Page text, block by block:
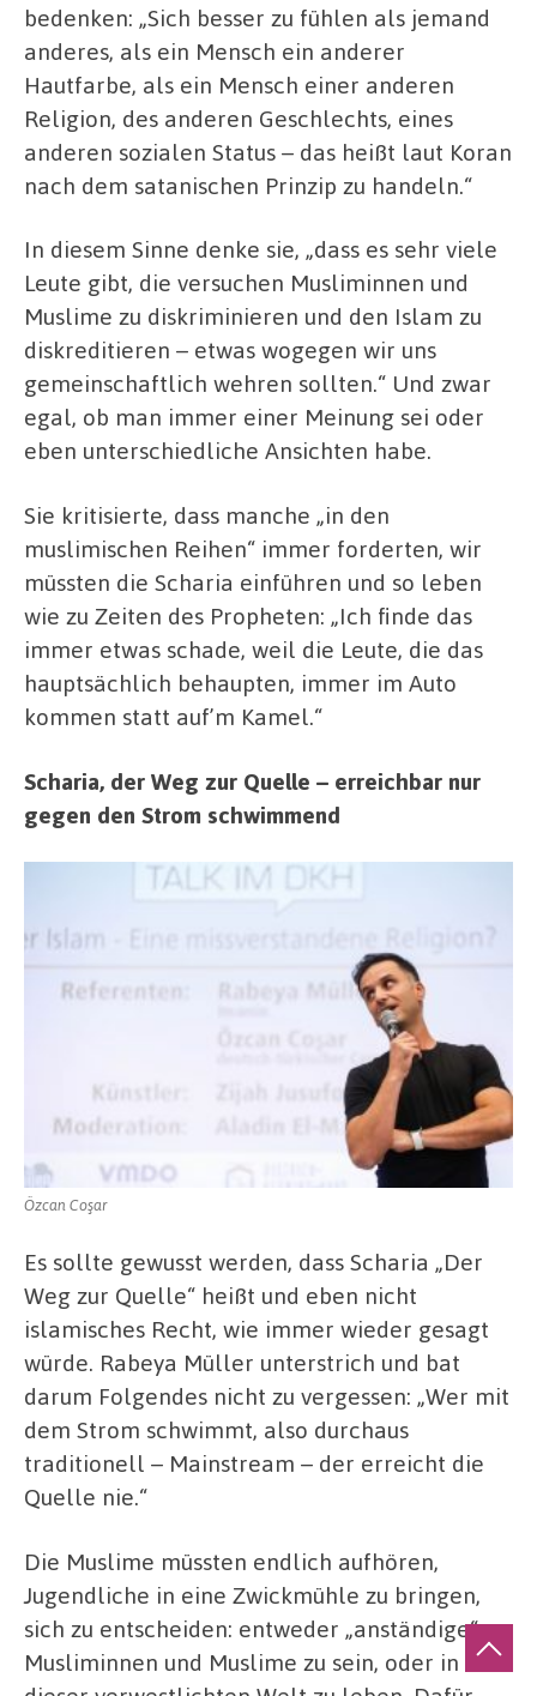
bedenken: „Sich besser zu fühlen als jemand
anderes, als ein Mensch ein anderer
Hautfarbe, als ein Mensch einer anderen
Religion, des anderen Geschlechts, eines
anderen sozialen Status – das heißt laut Koran
nach dem satanischen Prinzip zu handeln.“
In diesem Sinne denke sie, „dass es sehr viele
Leute gibt, die versuchen Musliminnen und
Muslime zu diskriminieren und den Islam zu
diskreditieren – etwas wogegen wir uns
gemeinschaftlich wehren sollten.“ Und zwar
egal, ob man immer einer Meinung sei oder
eben unterschiedliche Ansichten habe.
Sie kritisierte, dass manche „in den
muslimischen Reihen“ immer forderten, wir
müssten die Scharia einführen und so leben
wie zu Zeiten des Propheten: „Ich finde das
immer etwas schade, weil die Leute, die das
hauptsächlich behaupten, immer im Auto
kommen statt auf’m Kamel.“
Scharia, der Weg zur Quelle – erreichbar nur
gegen den Strom schwimmend
Özcan Coşar
Es sollte gewusst werden, dass Scharia „Der
Weg zur Quelle“ heißt und eben nicht
islamisches Recht, wie immer wieder gesagt
würde. Rabeya Müller unterstrich und bat
darum Folgendes nicht zu vergessen: „Wer mit
dem Strom schwimmt, also durchaus
traditionell – Mainstream – der erreicht die
Quelle nie.“
Die Muslime müssten endlich aufhören,
Jugendliche in eine Zwickmühle zu bringen,
sich zu entscheiden: entweder „anständige“
Musliminnen und Muslime zu sein, oder in